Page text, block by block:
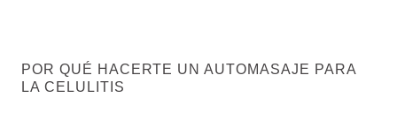
POR QUÉ HACERTE UN AUTOMASAJE PARA
LA CELULITIS